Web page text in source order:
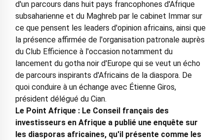
d'un parcours dans huit pays francophones d'Afrique
subsaharienne et du Maghreb par le cabinet Immar sur
ce que pensent les leaders d'opinion africains, ainsi que
la présence affirmée de l'organisation patronale auprès
du Club Efficience à l'occasion notamment du
lancement du gotha noir d'Europe qui se veut un écho
de parcours inspirants d'Africains de la diaspora. De
quoi conduire à un échange avec Étienne Giros,
président délégué du Cian.
Le Point Afrique : Le Conseil français des
investisseurs en Afrique a publié une enquête sur
les diasporas africaines, qu'il présente comme les